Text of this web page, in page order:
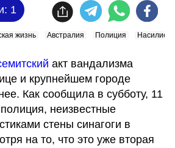
1
жизнь Австралия Полиция Насилие
акт вандализма
и крупнейшем городе
Как сообщила в субботу, 11
неизвестные
стены синагоги в
на то, что это уже вторая